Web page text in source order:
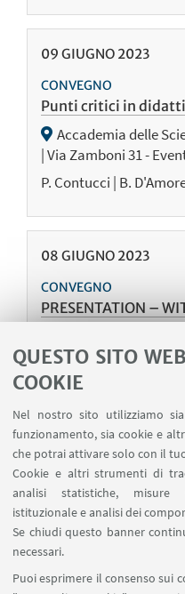
QUESTO SITO
COOKIE
Nel nostro sito utilizziamo
funzionamento, sia cookie e
che potrai attivare solo con il
Cookie e altri strumenti di
analisi statistiche, misure
istituzionale e analisi dei
Se chiudi questo banner
necessari.
Puoi esprimere il consenso sui
09 GIUGNO 2023
CONVEGNO
Punti critici in
Accademia delle
| Via Zamboni 31 -
P. Contucci | B.
08 GIUGNO 2023
CONVEGNO
PRESENTATION –
SPATIAL DYNAMICS:
Accademia delle
online
International Workshop
«